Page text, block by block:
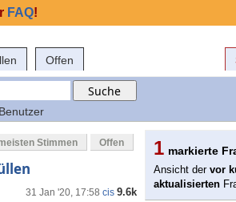
Offen
Benutzer
Stimmen Offen
31 Jan '20, 17:58 cis 9.6k
1 markierte
Ansicht der vor
aktualisierten
FAQ!